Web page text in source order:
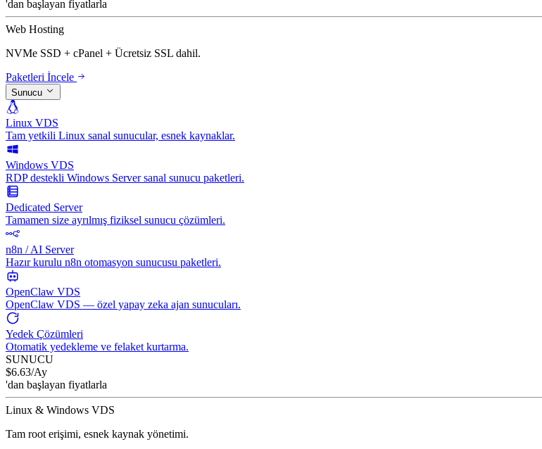
'dan başlayan fiyatlarla
Web Hosting
NVMe SSD + cPanel + Ücretsiz SSL dahil.
Paketleri İncele
Sunucu
Linux VDS
Tam yetkili Linux sanal sunucular, esnek kaynaklar.
Windows VDS
RDP destekli Windows Server sanal sunucu paketleri.
Dedicated Server
Tamamen size ayrılmış fiziksel sunucu çözümleri.
n8n / AI Server
Hazır kurulu n8n otomasyon sunucusu paketleri.
OpenClaw VDS
OpenClaw VDS — özel yapay zeka ajan sunucuları.
Yedek Çözümleri
Otomatik yedekleme ve felaket kurtarma.
SUNUCU
$6.63/Ay
'dan başlayan fiyatlarla
Linux & Windows VDS
Tam root erişimi, esnek kaynak yönetimi.